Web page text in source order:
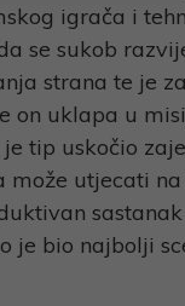
igrača i
se sukob
strana te je
on uklapa u
tip uskočio
utjecati
je bio najbolji